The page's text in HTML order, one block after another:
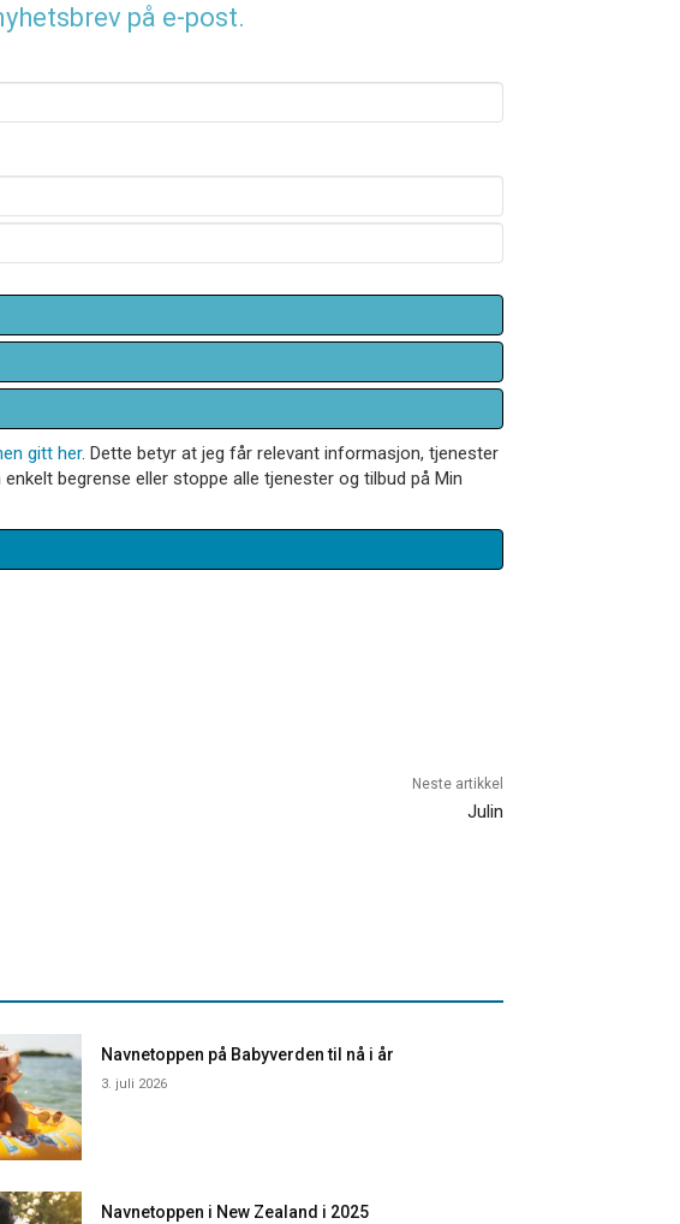
på e-post.
gitt her. Dette betyr at jeg får relevant informasjon, tjenester
begrense eller stoppe alle tjenester og tilbud på Min
Neste artikkel
Julin
Navnetoppen på Babyverden til nå i år
3. juli 2026
Navnetoppen i New Zealand i 2025